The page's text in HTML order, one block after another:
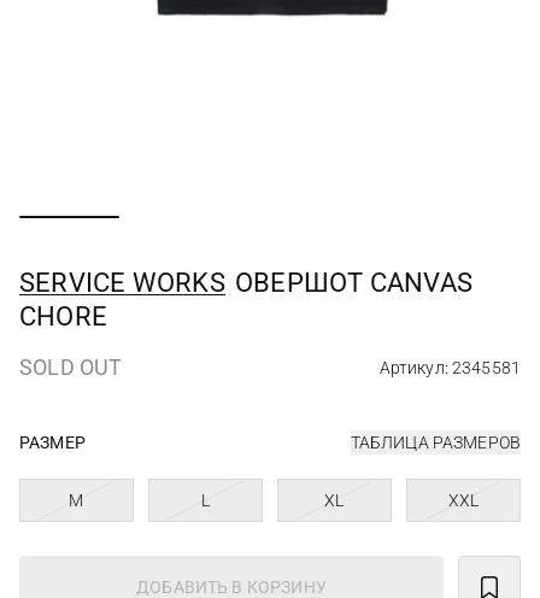
SERVICE WORKS ОВЕРШОТ CANVAS
CHORE
SOLD OUT Артикул: 2345581
РАЗМЕР ТАБЛИЦА РАЗМЕРОВ
M L XL XXL
ДОБАВИТЬ В КОРЗИНУ